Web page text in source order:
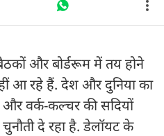
और बोर्डरूम में तय होने
आ रहे हैं. देश और दुनिया का
वर्क-कल्चर की सदियों
दे रहा है. डेलॉयट के